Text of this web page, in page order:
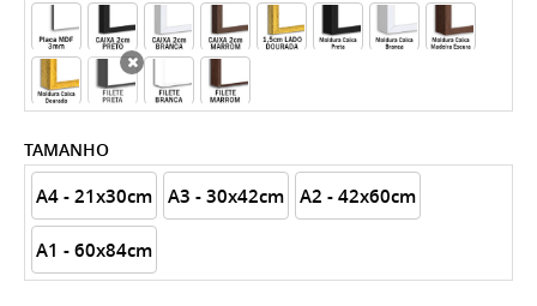
x
TAMANHO
A4 - 21x30cm A3 - 30x42cm A2 - 42x60cm
A1 - 60x84cm